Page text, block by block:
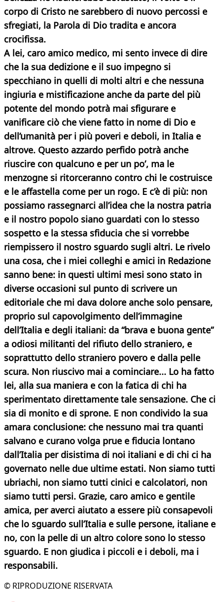
corpo di Cristo ne sarebbero di nuovo percossi e
sfregiati, la Parola di Dio tradita e ancora
crocifissa.
A lei, caro amico medico, mi sento invece di dire
che la sua dedizione e il suo impegno si
specchiano in quelli di molti altri e che nessuna
ingiuria e mistificazione anche da parte del più
potente del mondo potrà mai sfigurare e
vanificare ciò che viene fatto in nome di Dio e
dell’umanità per i più poveri e deboli, in Italia e
altrove. Questo azzardo perfido potrà anche
riuscire con qualcuno e per un po’, ma le
menzogne si ritorceranno contro chi le costruisce
e le affastella come per un rogo. E c’è di più: non
possiamo rassegnarci all’idea che la nostra patria
e il nostro popolo siano guardati con lo stesso
sospetto e la stessa sfiducia che si vorrebbe
riempissero il nostro sguardo sugli altri. Le rivelo
una cosa, che i miei colleghi e amici in Redazione
sanno bene: in questi ultimi mesi sono stato in
diverse occasioni sul punto di scrivere un
editoriale che mi dava dolore anche solo pensare,
proprio sul capovolgimento dell’immagine
dell’Italia e degli italiani: da “brava e buona gente”
a odiosi militanti del rifiuto dello straniero, e
soprattutto dello straniero povero e dalla pelle
scura. Non riuscivo mai a cominciare... Lo ha fatto
lei, alla sua maniera e con la fatica di chi ha
sperimentato direttamente tale sensazione. Che ci
sia di monito e di sprone. E non condivido la sua
amara conclusione: che nessuno mai tra quanti
salvano e curano volga prue e fiducia lontano
dall’Italia per disistima di noi italiani e di chi ci ha
governato nelle due ultime estati. Non siamo tutti
ubriachi, non siamo tutti cinici e calcolatori, non
siamo tutti persi. Grazie, caro amico e gentile
amica, per averci aiutato a essere più consapevoli
che lo sguardo sull’Italia e sulle persone, italiane e
no, con la pelle di un altro colore sono lo stesso
sguardo. E non giudica i piccoli e i deboli, ma i
responsabili.
© RIPRODUZIONE RISERVATA